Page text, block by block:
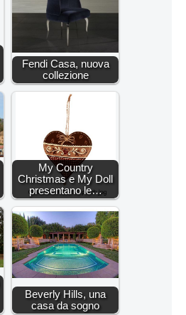
Fendi Casa, nuova
collezione
My Country
Christmas e My Doll
presentano le…
Beverly Hills, una
casa da sogno